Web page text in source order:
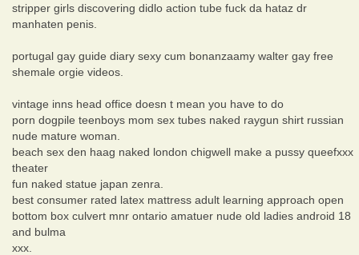
stripper girls discovering didlo action tube fuck da hataz dr
manhaten penis.
portugal gay guide diary sexy cum bonanzaamy walter gay free
shemale orgie videos.
vintage inns head office doesn t mean you have to do
porn dogpile teenboys mom sex tubes naked raygun shirt russian
nude mature woman.
beach sex den haag naked london chigwell make a pussy queefxxx
theater
fun naked statue japan zenra.
best consumer rated latex mattress adult learning approach open
bottom box culvert mnr ontario amatuer nude old ladies android 18
and bulma
xxx.